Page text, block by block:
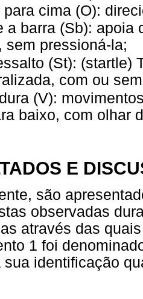
para cima (O):
a barra (Sb): apoia
sem pressioná-la;
(St): (startle)
com ou
(V):
baixo, com olhar
E
são
observadas
através das
1 foi
sua identificação